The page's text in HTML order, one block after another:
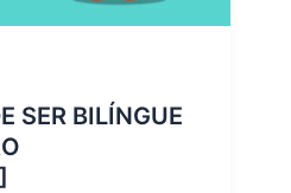
SER BILÍNGUE